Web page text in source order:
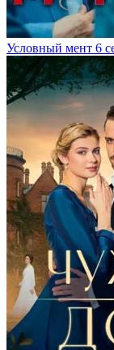
Условный мент 6